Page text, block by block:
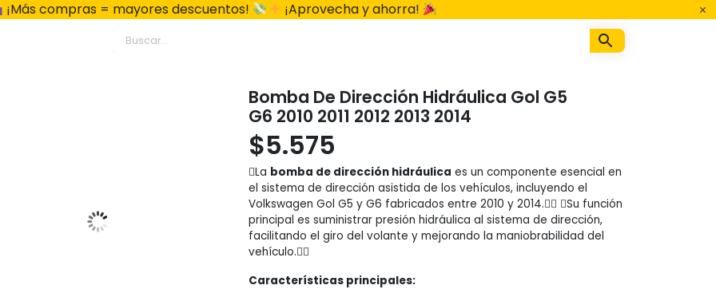
¡Más compras = mayores descuentos! ¡Aprovecha y ahorra!
Bomba De Dirección Hidráulica Gol G5
G6 2010 2011 2012 2013 2014
$5.575
La bomba de dirección hidráulica es un componente esencial en
el sistema de dirección asistida de los vehículos, incluyendo el
Volkswagen Gol G5 y G6 fabricados entre 2010 y 2014. Su función
principal es suministrar presión hidráulica al sistema de dirección,
facilitando el giro del volante y mejorando la maniobrabilidad del
vehículo.
Características principales: